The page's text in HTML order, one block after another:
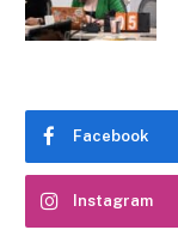
Facebook
Instagram